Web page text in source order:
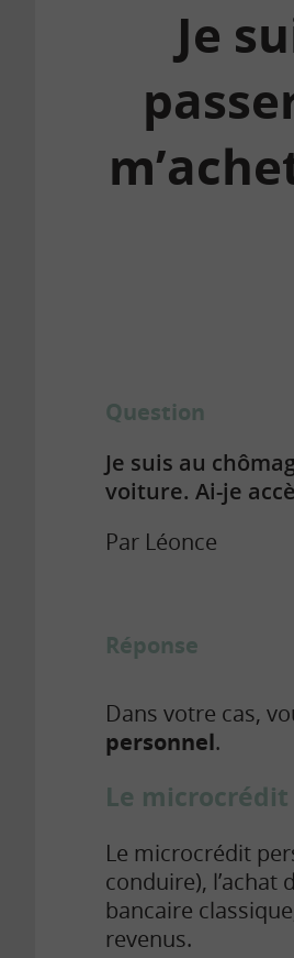
Je
Question
Je suis au
voiture. Ai-je
Par Léonce
Réponse
Dans votre cas,
personnel.
Le
Le microcrédit
conduire), l’achat
bancaire
revenus.